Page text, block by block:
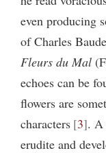
even producing
of Charles
Fleurs du Mal
echoes can be
flowers are
characters 3 . A
erudite and